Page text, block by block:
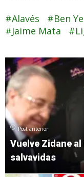
Alavés Ben
Jaime Mata
Post anterior
Vuelve Zidane
salvavidas